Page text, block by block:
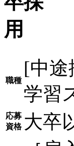
職種
[中途
学習
応募
資格 大卒